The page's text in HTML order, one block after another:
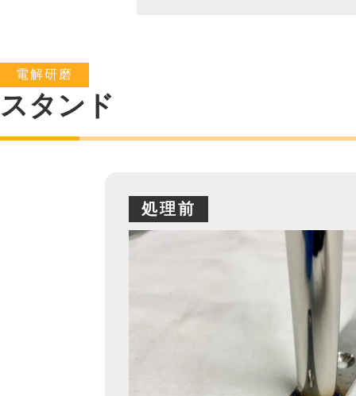
電解研磨
スタンド
処理前